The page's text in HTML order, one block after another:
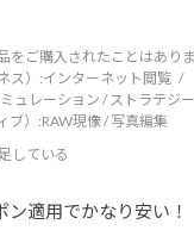
をご購入されたことはあり
ス）:インターネット閲覧
ュレーション / ストラテジー
ブ）:RAW現像 / 写真編集
している
適用でかなり安い！